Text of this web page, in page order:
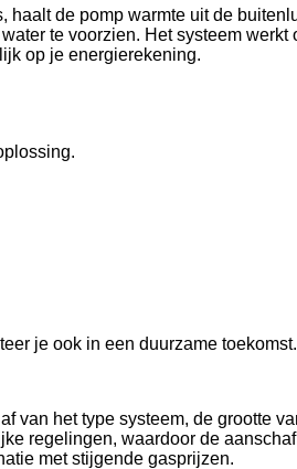
de pomp warmte uit de
te voorzien. Het systeem werkt
op je energierekening.
je ook in een duurzame toekomst.
van het type systeem, de grootte
regelingen, waardoor de
met stijgende gasprijzen.